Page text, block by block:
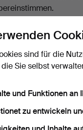
zu erhalten, sobald
ist.
die
sind für die
Sie selbst
und Funktionen an
zu entwickeln